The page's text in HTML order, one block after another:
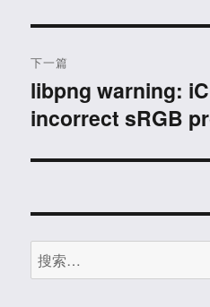
航
文
章：
下一篇
下
篇
章：
libpng warning:
incorrect sRGB
搜
索：